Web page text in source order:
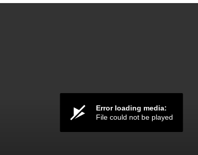
Error loading media:
File could not be played